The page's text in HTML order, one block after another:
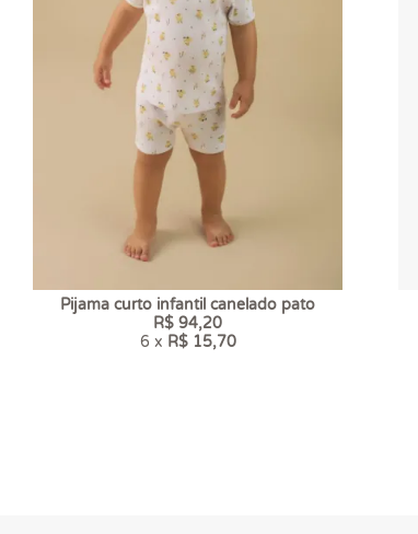
Pijama curto infantil canelado pato
R$ 94,20
6 x R$ 15,70